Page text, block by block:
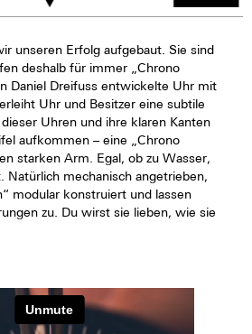
unseren Erfolg aufgebaut. Sie sind
deshalb für immer „Chrono
Daniel Dreifuss entwickelte Uhr mit
Uhr und Besitzer eine subtile
Uhren und ihre klaren Kanten
aufkommen – eine „Chrono
starken Arm. Egal, ob zu Wasser,
Natürlich mechanisch angetrieben,
modular konstruiert und lassen
zu. Du wirst sie lieben, wie sie